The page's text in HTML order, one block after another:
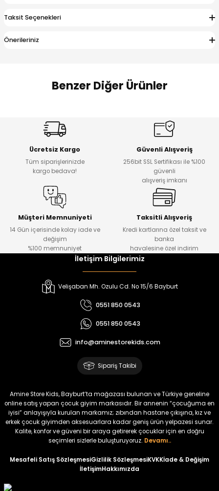
Taksit Seçenekleri
Önerileriniz
Benzer Diğer Ürünler
Dantelya Kız Çocuk Tişört
Puba Unisex Kot 3’lü Takım
Urban Kız Çocuk Süveterli Tunik Gömlek Navi Kız Çocuk Kot Pantolon
₺ 650
Melra Kız Çocuk Kot Pantolon
%15
Tivon Kız Çocuk 3’lü Takım
₺ 2.340
Koren Kız Çocuk ve Bebek Tayt
₺ 320
₺ 250
Yeni
Koren Kız Çocuk ve Bebek Tayt
₺ 320
₺ 250
%22
Koren Kız Çocuk ve Bebek Tayt
₺ 250
%22
Koren Kız Çocuk ve Bebek Tayt
₺ 320
Ücretsiz Kargo
Tüm siparişlerinizde
kargo bedava!
Güvenli Alışveriş
256bit SSL Sertifikası ile %100
güvenli
alışveriş imkanı
Müşteri Memnuniyeti
14 Gün içerisinde kolay iade ve
değişim
%100 memnuniyet
Taksitli Alışveriş
Kredi kartlarına özel taksit ve
banka
havalesine özel indirim
İletişim Bilgilerimiz
Velişaban Mh. Ozulu Cd. No 15/6 Bayburt
0551 850 0543
0551 850 0543
info@aminestorekids.com
Sipariş Takibi
Amine Store Kids, Bayburt’ta mağazası bulunan ve Türkiye geneline
online satış yapan çocuk giyim markasıdır. Bir annenin “çocuğuma en
iyisi” anlayışıyla kurulan markamız; zıbından hastane çıkışına, kız ve
erkek çocuk giyimden aksesuarlara kadar geniş ürün yelpazesi sunar.
Kalite, konfor ve güveni bir araya getirerek çocuklar için en doğru
seçimleri sizlerle buluşturuyoruz. Devamı..
Mesafeli Satış SözleşmesiGizlilik SözleşmesiKVKKİade & Değişim
İletişimHakkımızda